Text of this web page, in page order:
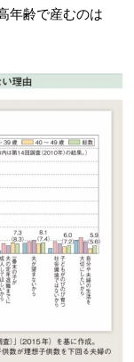
年齢で産むのは